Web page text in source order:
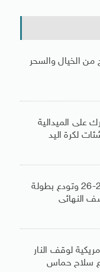
من الخيال والسحر
على الميدالية
لكرة اليد
مصر تخسر أمام إسبانيا 27-26 وتودع بطولة
النهائى
لوقف النار
سلاح حماس